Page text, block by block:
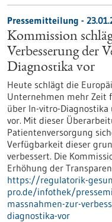
Pressemitteilung -
Kommission
Verbesserung der
Diagnostika vor
Heute schlägt die
Unternehmen mehr Zeit
über In-vitro-
vor. Mit dieser
Patientenversorgung
Verfügbarkeit dieser
verbessert. Die
Erhöhung der
https://regulatorik-
pro.de/infothek/
massnahmen-zur-
diagnostika-vor